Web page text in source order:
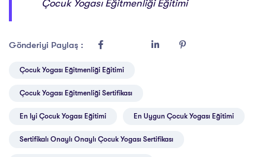
Çocuk Yogası Eğitmenliği Eğitimi
Gönderiyi Paylaş :
Çocuk Yogası Eğitmenliği Eğitimi
Çocuk Yogası Eğitmenliği Sertifikası
En Iyi Çocuk Yogası Eğitimi En Uygun Çocuk Yogası Eğitimi
Sertifikalı Onaylı Onaylı Çocuk Yogası Sertifikası